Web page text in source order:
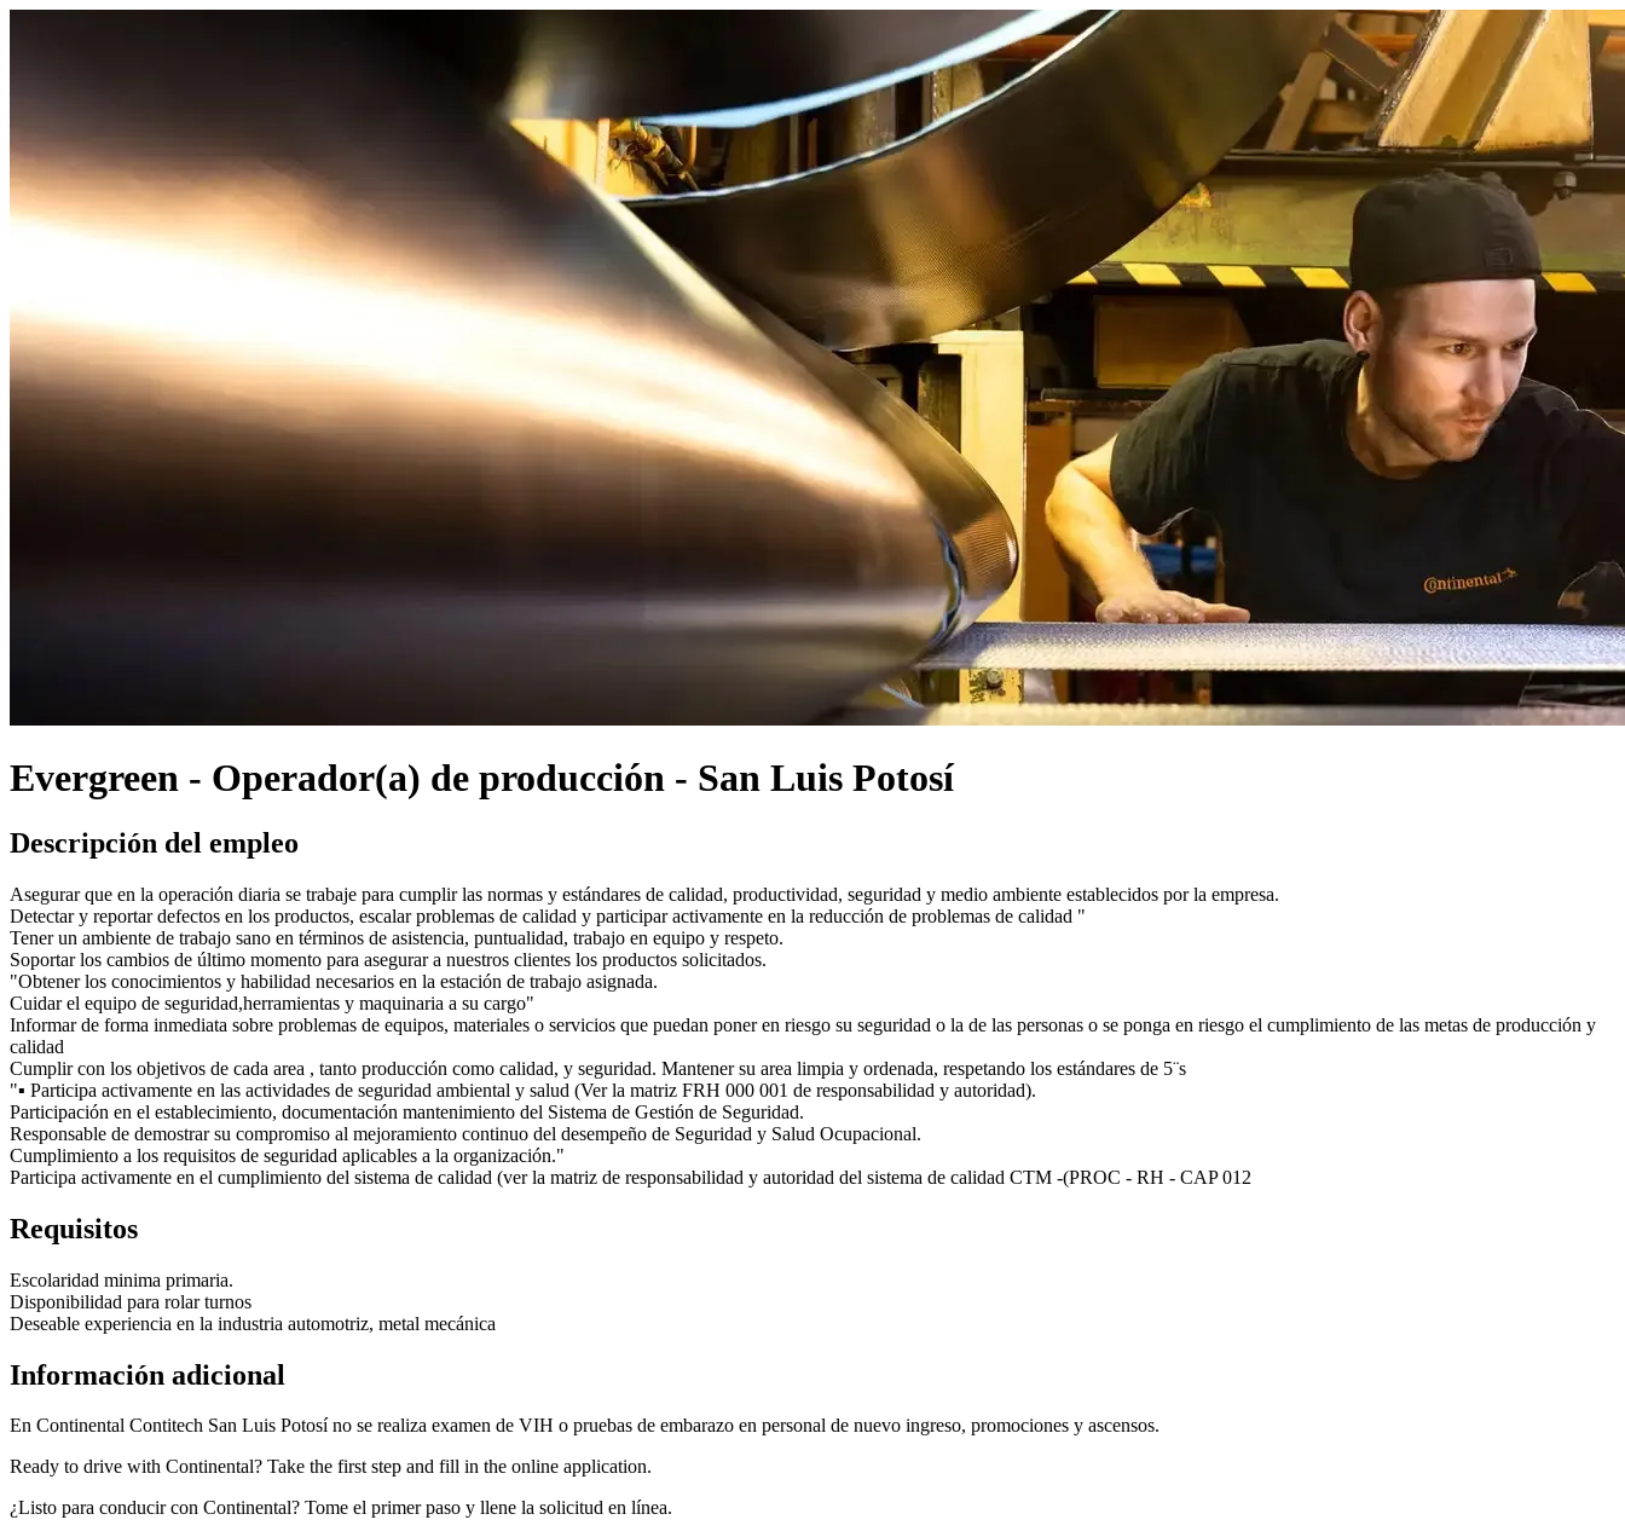
Evergreen - Operador(a) de producción - San Luis Potosí
Descripción del empleo
Asegurar que en la operación diaria se trabaje para cumplir las normas y estándares de calidad, productividad, seguridad y medio ambiente establecidos por la empresa.
Detectar y reportar defectos en los productos, escalar problemas de calidad y participar activamente en la reducción de problemas de calidad "
Tener un ambiente de trabajo sano en términos de asistencia, puntualidad, trabajo en equipo y respeto.
Soportar los cambios de último momento para asegurar a nuestros clientes los productos solicitados.
"Obtener los conocimientos y habilidad necesarios en la estación de trabajo asignada.
Cuidar el equipo de seguridad,herramientas y maquinaria a su cargo"
Informar de forma inmediata sobre problemas de equipos, materiales o servicios que puedan poner en riesgo su seguridad o la de las personas o se ponga en riesgo el cumplimiento de las metas de producción y
calidad
Cumplir con los objetivos de cada area , tanto producción como calidad, y seguridad. Mantener su area limpia y ordenada, respetando los estándares de 5¨s
"▪ Participa activamente en las actividades de seguridad ambiental y salud (Ver la matriz FRH 000 001 de responsabilidad y autoridad).
Participación en el establecimiento, documentación mantenimiento del Sistema de Gestión de Seguridad.
Responsable de demostrar su compromiso al mejoramiento continuo del desempeño de Seguridad y Salud Ocupacional.
Cumplimiento a los requisitos de seguridad aplicables a la organización."
Participa activamente en el cumplimiento del sistema de calidad (ver la matriz de responsabilidad y autoridad del sistema de calidad CTM -(PROC - RH - CAP 012
Requisitos
Escolaridad minima primaria.
Disponibilidad para rolar turnos
Deseable experiencia en la industria automotriz, metal mecánica
Información adicional
En Continental Contitech San Luis Potosí no se realiza examen de VIH o pruebas de embarazo en personal de nuevo ingreso, promociones y ascensos.
Ready to drive with Continental? Take the first step and fill in the online application.
¿Listo para conducir con Continental? Tome el primer paso y llene la solicitud en línea.